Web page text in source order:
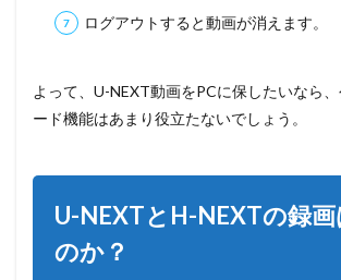
3
MP4
動画とし
ロードで
きるソフ
まと
ログアウトすると動画が消えます。
よって、U-NEXT動画をPCに保したいなら
ード機能はあまり役立たないでしょう。
U-NEXTとH-NEXTの録
のか？